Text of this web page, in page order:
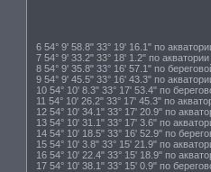
6 54° 9' 58.8" 33° 19' 16.1" по
7 54° 9' 33.2" 33° 18' 1.2" по
8 54° 9' 35.8" 33° 16' 57.1" по
9 54° 9' 45.5" 33° 16' 43.3" по
10 54° 10' 8.3" 33° 17' 53.4" по
11 54° 10' 26.2" 33° 17' 45.3" по
12 54° 10' 34.1" 33° 17' 20.9" по
13 54° 10' 31.1" 33° 17' 3.6" по
14 54° 10' 18.5" 33° 16' 52.9" по
15 54° 10' 3.8" 33° 15' 21.9" по
16 54° 10' 22.4" 33° 15' 18.9" по
17 54° 10' 38.1" 33° 15' 0.9" по